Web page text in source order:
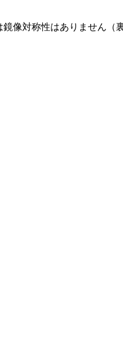
像対称性はありません（